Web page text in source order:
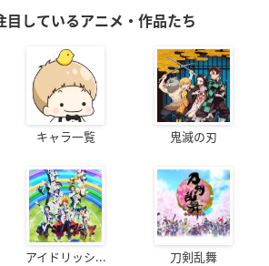
目しているアニメ・作品たち
キャラ一覧 鬼滅の刃
アイドリッシ... 刀剣乱舞